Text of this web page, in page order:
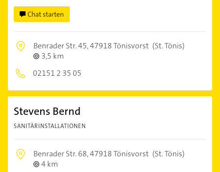
Chat starten
Benrader Str. 45,47918 Tönisvorst (St. Tönis)
3,5 km
02151 2 35 05
Stevens Bernd
SANITÄRINSTALLATIONEN
Benrader Str. 68,47918 Tönisvorst (St. Tönis)
4 km